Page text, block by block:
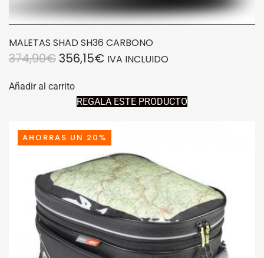
MALETAS SHAD SH36 CARBONO
374,90€EL
ORIGINAL
ERA:
374,90€.
356,15€EL
ACTUAL
ES:
356,15€.
IVA INCLUIDO
Añadir al carrito
REGALA ESTE PRODUCTO
AHORRAS UN 20%